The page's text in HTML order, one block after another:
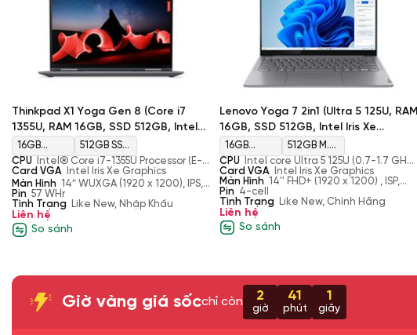
Thinkpad X1 Yoga Gen 8 (Core i7
1355U, RAM 16GB, SSD 512GB, Intel
Iris Xe Graphics, Màn 14″ WUXGA)
16GB
LPDDR5
5200MHz
512GB SSD
M.2 2280
PCIe
Gen4
CPU
Intel® Core i7-1355U Processor (E-
cores up to 3.70 GHz P-cores up to 5.00
GHz)
Card VGA
Intel Iris Xe Graphics
Màn Hình 14″ WUXGA (1920 x 1200), IPS,
Anti-Glare, Touch, 100%sRGB, 400 nits,
60Hz, LED Backlight, Narrow Bezel, Low
Pin 57 WHr
Tình Trạng
Like New, Nhập Khẩu
Liên hệ
So sánh
Lenovo Yoga 7 2in1 (Ultra 5 125U, RAM
16GB, SSD 512GB, Intel Iris Xe
Graphics, Màn 14'' FHD+ Touch)
16GB
LPDDR5X
7467 MHz
512GB M.2
PCIe
NVMe SSD
CPU
Intel core Ultra 5 125U (0.7-1.7 GHz
up to 4.3 GHz, 12 Cores, 14 Threads,
12MB Cache)
Card VGA
Intel Iris Xe Graphics
Màn Hình 14'' FHD+ (1920 x 1200) , ISP,
300 nits, TouchScreen
Pin 4-cell
Tình Trạng
Like New, Chính Hãng
Liên hệ
So sánh
Giờ vàng giá sốcchỉ còn 2
giờ
41
phút
1
giây